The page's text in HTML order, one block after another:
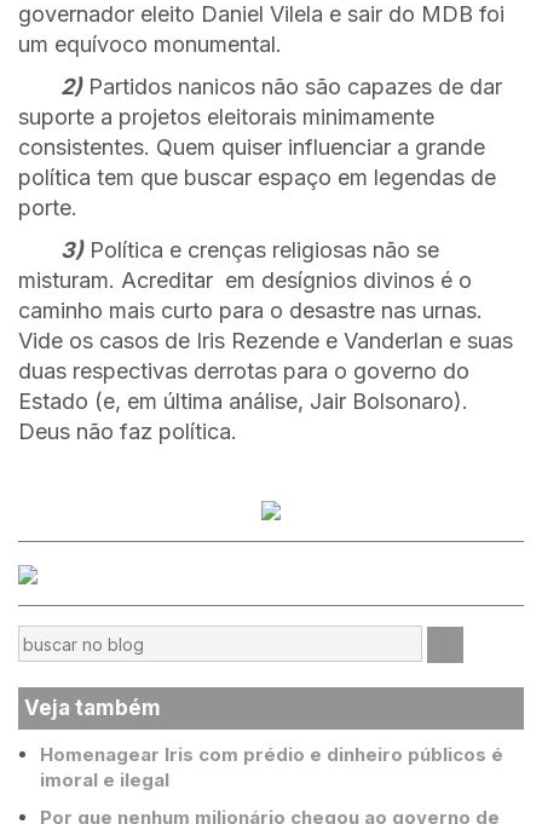
governador eleito Daniel Vilela e sair do MDB foi
um equívoco monumental.
2)Partidos nanicos não são capazes de dar
suporte a projetos eleitorais minimamente
consistentes. Quem quiser influenciar a grande
política tem que buscar espaço em legendas de
porte.
3)Política e crenças religiosas não se
misturam. Acreditar em desígnios divinos é o
caminho mais curto para o desastre nas urnas.
Vide os casos de Iris Rezende e Vanderlan e suas
duas respectivas derrotas para o governo do
Estado (e, em última análise, Jair Bolsonaro).
Deus não faz política.
Veja também
Homenagear Iris com prédio e dinheiro públicos é
imoral e ilegal
Por que nenhum milionário chegou ao governo de